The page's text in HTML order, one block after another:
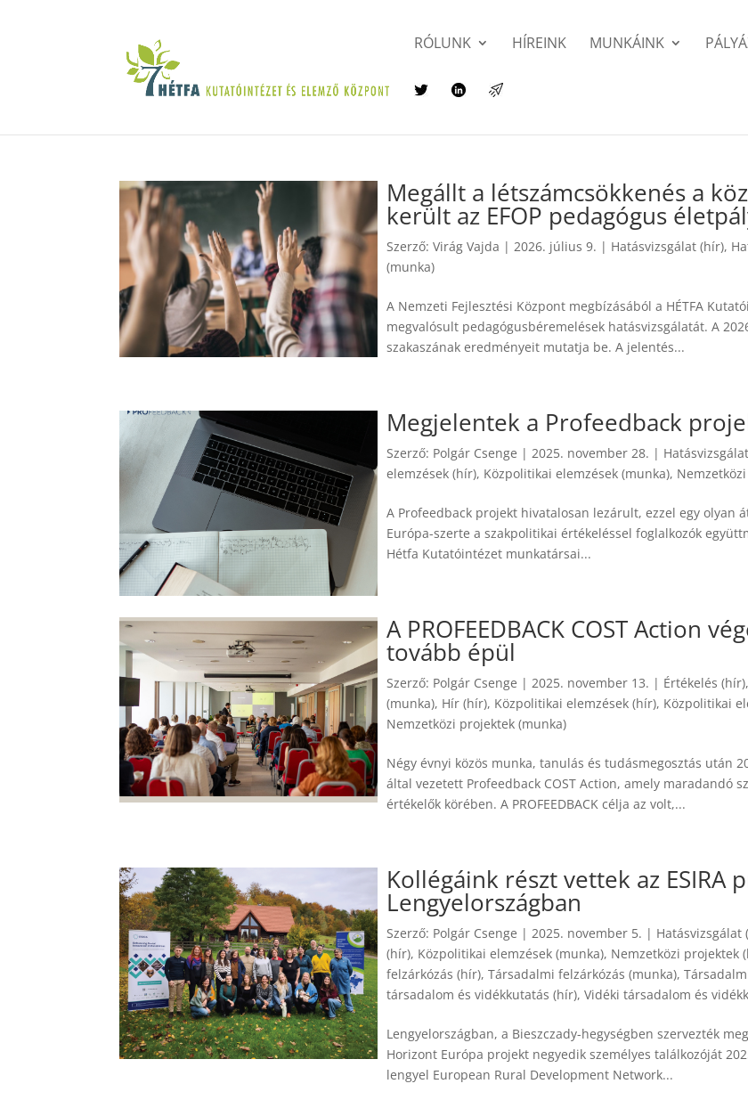
RÓLUNK HÍREINK MUNKÁINK
Megállt a létszámcsökkenés a
került az EFOP pedagógus
Szerző:Virág Vajda |2026. július 9. | Hatásvizsgálat (hír),
(munka)
A Nemzeti Fejlesztési Központ megbízásából a HÉTFA
megvalósult pedagógusbéremelések hatásvizsgálatát. A
szakaszának eredményeit mutatja be. A jelentés...
Megjelentek a Profeedback
Szerző: Polgár Csenge |2025. november 28. |
elemzések (hír), Közpolitikai elemzések (munka),
A Profeedback projekt hivatalosan lezárult, ezzel egy olyan
Európa-szerte a szakpolitikai értékeléssel foglalkozók
Hétfa Kutatóintézet munkatársai...
A PROFEEDBACK COST Action
tovább épül
Szerző: Polgár Csenge |2025. november 13. | Értékelés (hír),
(munka), Hír (hír), Közpolitikai elemzések (hír), Közpolitikai
Nemzetközi projektek (munka)
Négy évnyi közös munka, tanulás és tudásmegosztás után
által vezetett Profeedback COST Action, amely maradandó
értékelők körében. A PROFEEDBACK célja az volt,...
Kollégáink részt vettek az
Lengyelországban
Szerző: Polgár Csenge |2025. november 5. | Hatásvizsgálat
(hír), Közpolitikai elemzések (munka), Nemzetközi projektek
felzárkózás (hír),Társadalmi felzárkózás (munka),
társadalom és vidékkutatás (hír),Vidéki társadalom és
Lengyelországban, a Bieszczady-hegységben szervezték
Horizont Európa projekt negyedik személyes találkozóját
lengyel European Rural Development Network...